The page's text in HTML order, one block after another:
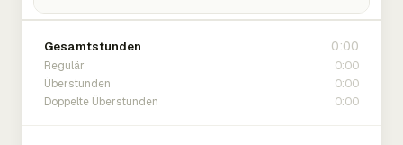
Gesamtstunden 0:00
Regulär 0:00
Überstunden 0:00
Doppelte Überstunden 0:00